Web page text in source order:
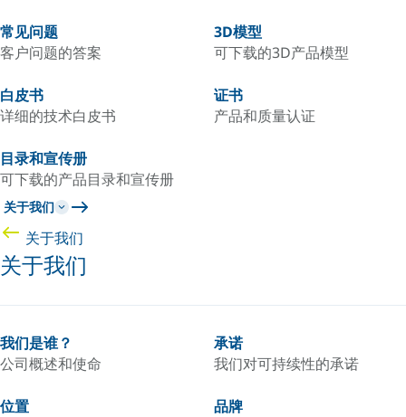
常见问题
客户问题的答案
3D模型
可下载的3D产品模型
白皮书
详细的技术白皮书
证书
产品和质量认证
目录和宣传册
可下载的产品目录和宣传册
关于我们
关于我们
关于我们
我们是谁？
公司概述和使命
承诺
我们对可持续性的承诺
位置
品牌